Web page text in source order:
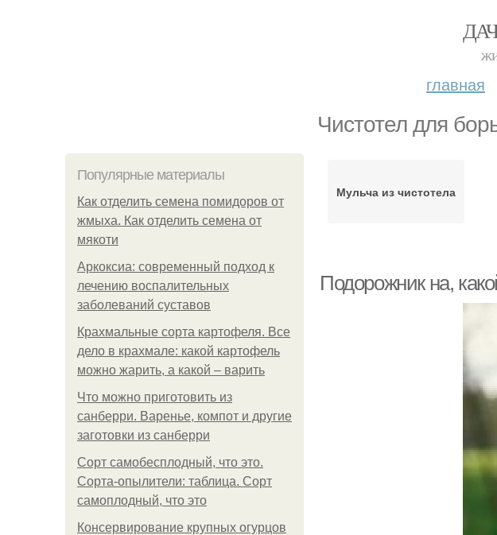
главная
Чистотел для
Популярные материалы
Как отделить семена помидоров от
жмыха. Как отделить семена от
мякоти
Аркоксиа: современный подход к
лечению воспалительных
заболеваний суставов
Крахмальные сорта картофеля. Все
дело в крахмале: какой картофель
можно жарить, а какой – варить
Что можно приготовить из
санберри. Варенье, компот и другие
заготовки из санберри
Сорт самобесплодный, что это.
Сорта-опылители: таблица. Сорт
самоплодный, что это
Консервирование крупных огурцов
Мульча из чистотела
Подорожник на,